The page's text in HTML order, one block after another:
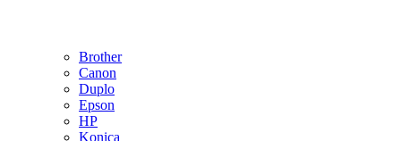
Brother
Canon
Duplo
Epson
HP
Konica